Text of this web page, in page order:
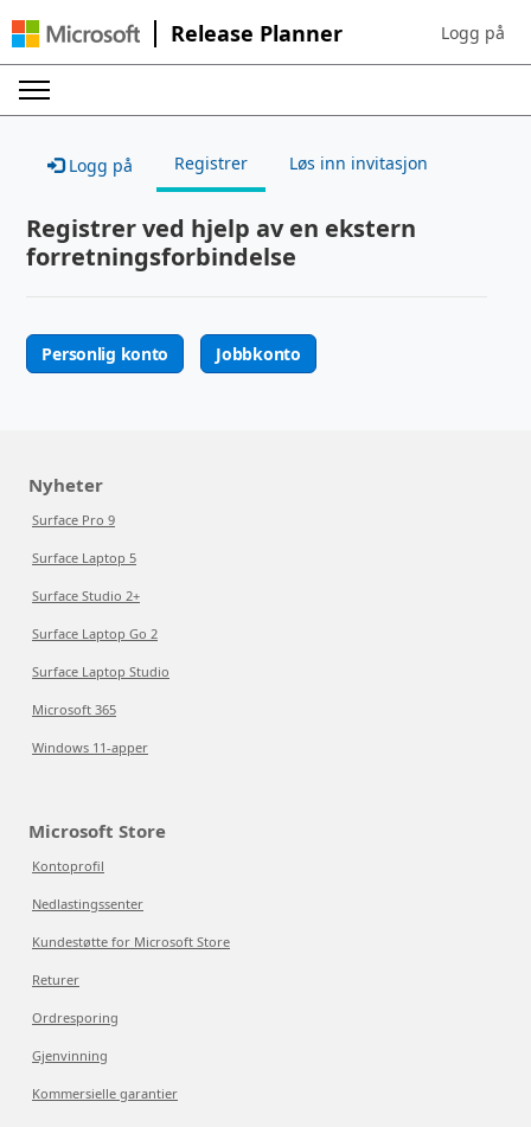
Release Planner Sign in to
Logg på
Logg på Registrer Løs inn invitasjon
Registrer ved hjelp av en ekstern
forretningsforbindelse
Personlig konto Jobbkonto
Nyheter
Surface Pro 9
Surface Laptop 5
Surface Studio 2+
Surface Laptop Go 2
Surface Laptop Studio
Microsoft 365
Windows 11-apper
Microsoft Store
Kontoprofil
Nedlastingssenter
Kundestøtte for Microsoft Store
Returer
Ordresporing
Gjenvinning
Kommersielle garantier